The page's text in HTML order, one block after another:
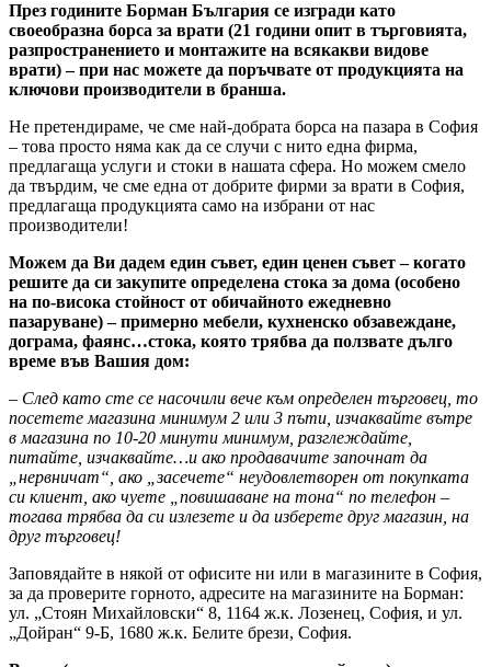
През годините Борман България се изгради като
своеобразна борса за врати (21 години опит в търговията,
разпространението и монтажите на всякакви видове
врати) – при нас можете да поръчвате от продукцията на
ключови производители в бранша.
Не претендираме, че сме най-добрата борса на пазара в София
– това просто няма как да се случи с нито една фирма,
предлагаща услуги и стоки в нашата сфера. Но можем смело
да твърдим, че сме една от добрите фирми за врати в София,
предлагаща продукцията само на избрани от нас
производители!
Можем да Ви дадем един съвет, един ценен съвет – когато
решите да си закупите определена стока за дома (особено
на по-висока стойност от обичайното ежедневно
пазаруване) – примерно мебели, кухненско обзавеждане,
дограма, фаянс…стока, която трябва да ползвате дълго
време във Вашия дом:
– След като сте се насочили вече към определен търговец, то
посетете магазина минимум 2 или 3 пъти, изчаквайте вътре
в магазина по 10-20 минути минимум, разглеждайте,
питайте, изчаквайте…и ако продавачите започнат да
„нервничат“, ако „засечете“ неудовлетворен от покупката
си клиент, ако чуете „повишаване на тона“ по телефон –
тогава трябва да си излезете и да изберете друг магазин, на
друг търговец!
Заповядайте в някой от офисите ни или в магазините в София,
за да проверите горното, адресите на магазините на Борман:
ул. „Стоян Михайловски“ 8, 1164 ж.к. Лозенец, София, и ул.
„Дойран“ 9-Б, 1680 ж.к. Белите брези, София.